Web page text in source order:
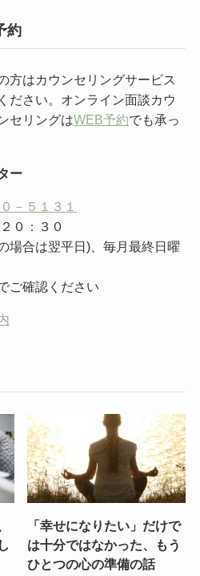
約
方はカウンセリングサービス
ださい。オンライン面談カウ
セリングはWEB予約でも承っ
ー
－５１３１
０：３０
場合は翌平日)、毎月最終日曜
ご確認ください
「幸せになりたい」だけで
は十分ではなかった、もう
ひとつの心の準備の話